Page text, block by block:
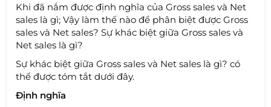
Khi đã nắm được định nghĩa của Gross sales và Net
sales là gì; Vậy làm thế nào để phân biệt được Gross
sales và Net sales? Sự khác biệt giữa Gross sales và
Net sales là gì?
Sự khác biệt giữa Gross sales và Net sales là gì? có
thể được tóm tắt dưới đây.
Định nghĩa